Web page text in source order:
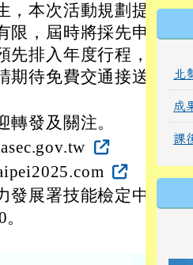
，本次活動規劃提供
，屆時將採先申請
排入年度行程，以
待免費交通接送與
發及關注。
展署技能檢定中心
北
成
課